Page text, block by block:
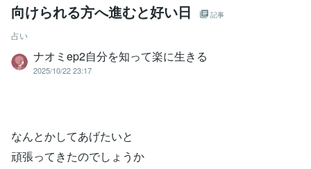
向けられる方へ進むと好い日
記事
占い
ナオミep2自分を知って楽に生きる
2025/10/22 23:17
なんとかしてあげたいと
頑張ってきたのでしょうか